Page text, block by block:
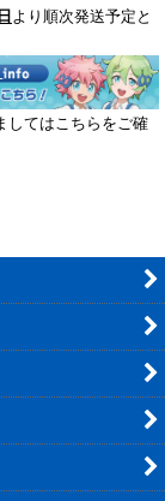
より順次発送予定と
してはこちらをご確